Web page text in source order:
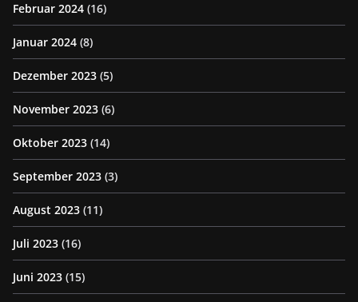
Februar 2024 (16)
Januar 2024 (8)
Dezember 2023 (5)
November 2023 (6)
Oktober 2023 (14)
September 2023 (3)
August 2023 (11)
Juli 2023 (16)
Juni 2023 (15)